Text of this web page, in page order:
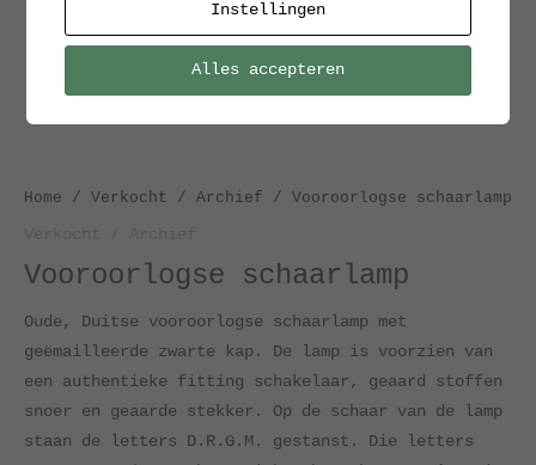
Home / Verkocht / Archief / Vooroorlogse schaarlamp
Vooroorlogse schaarlamp
Oude, Duitse vooroorlogse schaarlamp met
geëmailleerde zwarte kap. De lamp is voorzien van
een authentieke fitting schakelaar, geaard stoffen
snoer en geaarde stekker. Op de schaar van de lamp
staan de letters D.R.G.M. gestanst. Die letters
Instellingen
Alles accepteren